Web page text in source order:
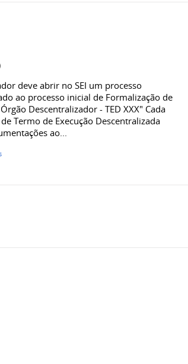
deve abrir no SEI um processo
ao processo inicial de Formalização de
Descentralizador - TED XXX" Cada
Termo de Execução Descentralizada
ao...